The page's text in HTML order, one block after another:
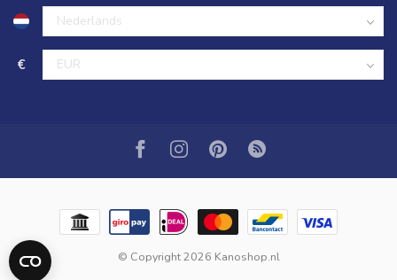
€
© Copyright 2026 Kanoshop.nl